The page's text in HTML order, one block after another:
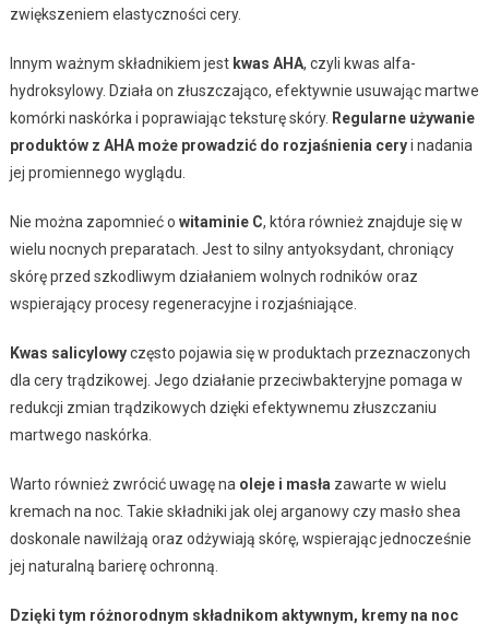
zwiększeniem elastyczności cery.
Innym ważnym składnikiem jest kwas AHA, czyli kwas alfa-
hydroksylowy. Działa on złuszczająco, efektywnie usuwając martwe
komórki naskórka i poprawiając teksturę skóry. Regularne używanie
produktów z AHA może prowadzić do rozjaśnienia ceryi nadania
jej promiennego wyglądu.
Nie można zapomnieć o witaminie C, która również znajduje się w
wielu nocnych preparatach. Jest to silny antyoksydant, chroniący
skórę przed szkodliwym działaniem wolnych rodników oraz
wspierający procesy regeneracyjne i rozjaśniające.
Kwas salicylowyczęsto pojawia się w produktach przeznaczonych
dla cery trądzikowej. Jego działanie przeciwbakteryjne pomaga w
redukcji zmian trądzikowych dzięki efektywnemu złuszczaniu
martwego naskórka.
Warto również zwrócić uwagę na oleje i masła zawarte w wielu
kremach na noc. Takie składniki jak olej arganowy czy masło shea
doskonale nawilżają oraz odżywiają skórę, wspierając jednocześnie
jej naturalną barierę ochronną.
Dzięki tym różnorodnym składnikom aktywnym, kremy na noc